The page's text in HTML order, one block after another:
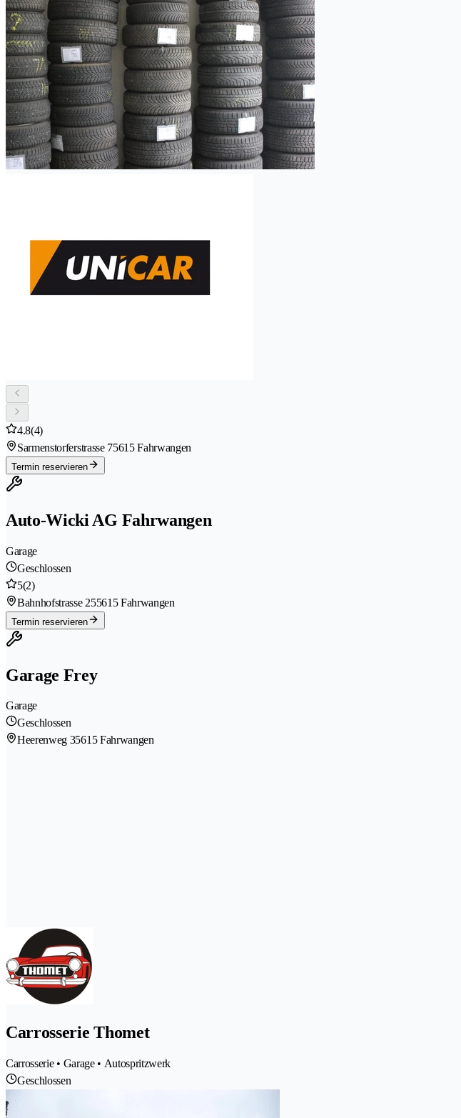
4.8(4)
Sarmenstorferstrasse 75615 Fahrwangen
Termin reservieren
Auto-Wicki AG Fahrwangen
Garage
Geschlossen
5(2)
Bahnhofstrasse 255615 Fahrwangen
Termin reservieren
Garage Frey
Garage
Geschlossen
Heerenweg 35615 Fahrwangen
Carrosserie Thomet
Carrosserie • Garage • Autospritzwerk
Geschlossen